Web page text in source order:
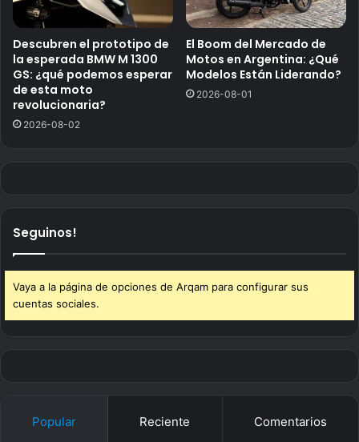
Descubren el prototipo de
la esperada BMW M 1300
GS: ¿qué podemos esperar
de esta moto
revolucionaria?
2026-08-02
El Boom del Mercado de
Motos en Argentina: ¿Qué
Modelos Están Liderando?
2026-08-01
Seguinos!
Vaya a la página de opciones de Arqam para configurar sus
cuentas sociales.
Popular Reciente Comentarios